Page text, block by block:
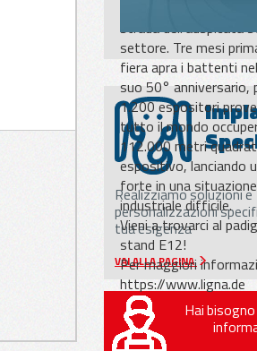
strada dell’auspicata
settore. Tre mesi
fiera apra i battenti
suo 50° anniversario,
1.200 espositori
tutto il mondo
112.000 metri
espositivo, lanciando
forte in una situazione
industriale difficile.
Vieni a trovarci al
stand E12!
Per maggiori
https://www.ligna.de
Realizziamo soluzioni e
personalizzazioni
tua esigenza
VAI ALLA PAGINA
Hai